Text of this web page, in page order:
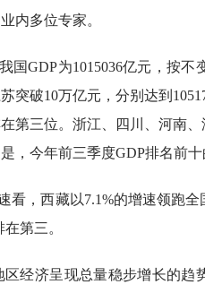
内多位专家。
国GDP为1015036亿元，按
突破10万亿元，分别达到
第三位。浙江、四川、河南
，今年前三季度GDP排名前十
看，西藏以7.1%的增速领跑
第三。
区经济呈现总量稳步增长的